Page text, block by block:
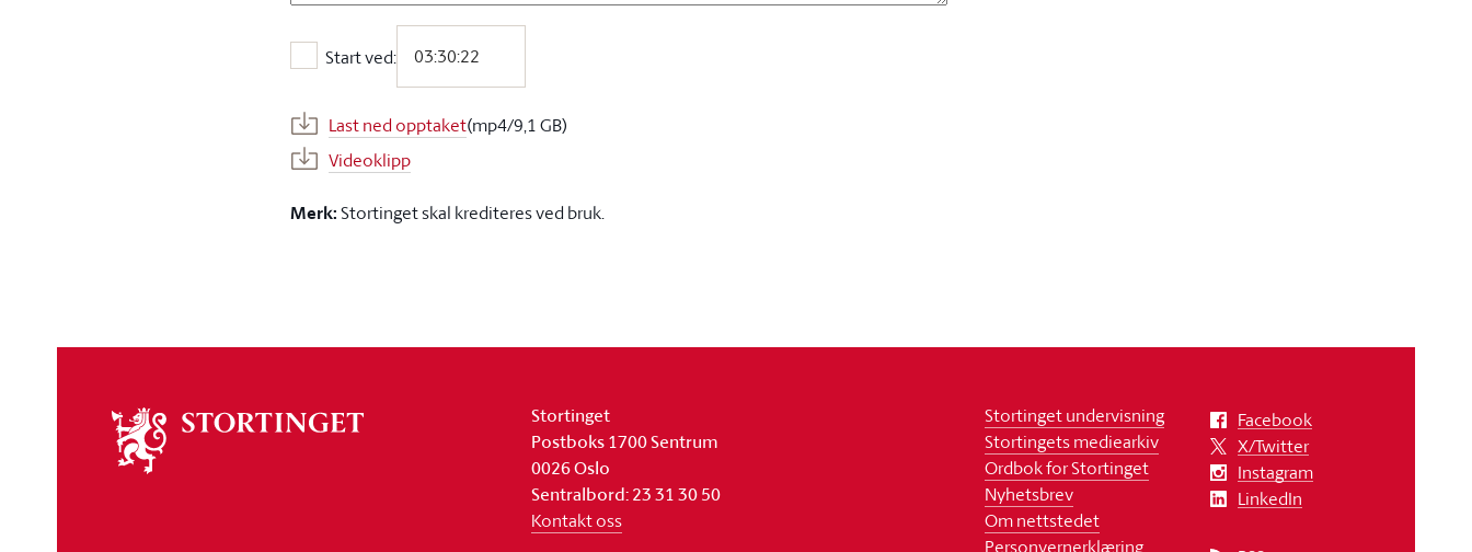
Start ved:
Start ved:
Last ned opptaket(mp4/9,1 GB)
Videoklipp
Merk:Stortinget skal krediteres ved bruk.
stortinget
Stortinget
Postboks 1700 Sentrum
0026 Oslo
Sentralbord: 23 31 30 50
Kontakt oss
Stortinget undervisning
Stortingets mediearkiv
Ordbok for Stortinget
Nyhetsbrev
Om nettstedet
Personvernerklæring
Facebook
X/Twitter
Instagram
LinkedIn